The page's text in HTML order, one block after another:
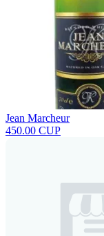
Jean Marcheur
450.00 CUP